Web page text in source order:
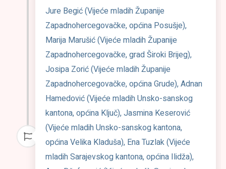
Jure Begić (Vijeće mladih Županije
Zapadnohercegovačke, općina Posušje),
Marija Marušić (Vijeće mladih Županije
Zapadnohercegovačke, grad Široki Brijeg),
Josipa Zorić (Vijeće mladih Županije
Zapadnohercegovačke, općina Grude), Adnan
Hamedović (Vijeće mladih Unsko-sanskog
kantona, općina Ključ), Jasmina Keserović
(Vijeće mladih Unsko-sanskog kantona,
općina Velika Kladuša), Ena Tuzlak (Vijeće
mladih Sarajevskog kantona, općina Ilidža),